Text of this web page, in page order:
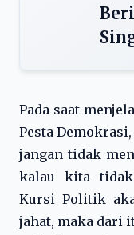
Pada saat
Pesta
jangan tidak
kalau kita
Kursi Politik
jahat, maka dari